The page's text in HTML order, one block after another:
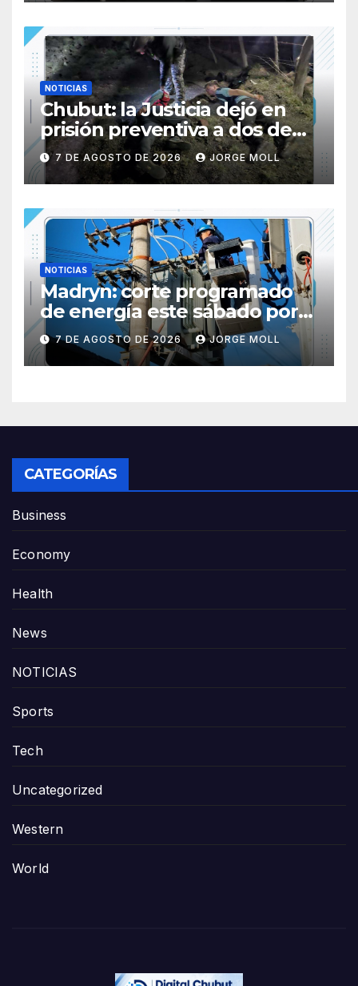
NOTICIAS
Chubut: la Justicia dejó en
prisión preventiva a dos de
los tres individuos
sorprendidos con un dron
mientras robaban ovinos
7 DE AGOSTO DE 2026 JORGE MOLL
NOTICIAS
Madryn: corte programado
de energía este sábado por
obras en la Subestación N° 5
7 DE AGOSTO DE 2026 JORGE MOLL
CATEGORÍAS
Business
Economy
Health
News
NOTICIAS
Sports
Tech
Uncategorized
Western
World